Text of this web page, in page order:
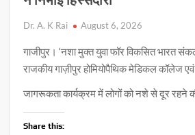
Dr. A. K Rai August 6, 2026
गाजीपुर। ‘नशा मुक्त युवा फॉर विकसित भारत
राजकीय गाज़ीपुर होमियोपैथिक मेडिकल कॉलेज
जागरूकता कार्यक्रम में लोगों को नशे से दूर रहने
Share this: